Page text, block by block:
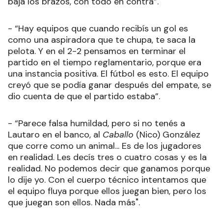
- “Hay equipos que cuando recibís un gol es
como una aspiradora que te chupa, te saca la
pelota. Y en el 2-2 pensamos en terminar el
partido en el tiempo reglamentario, porque era
una instancia positiva. El fútbol es esto. El equipo
creyó que se podía ganar después del empate, se
dio cuenta de que el partido estaba”.
- “Parece falsa humildad, pero si no tenés a
Lautaro en el banco, al Caballo (Nico) González
que corre como un animal... Es de los jugadores
en realidad. Les decís tres o cuatro cosas y es la
realidad. No podemos decir que ganamos porque
lo dije yo. Con el cuerpo técnico intentamos que
el equipo fluya porque ellos juegan bien, pero los
que juegan son ellos. Nada más".